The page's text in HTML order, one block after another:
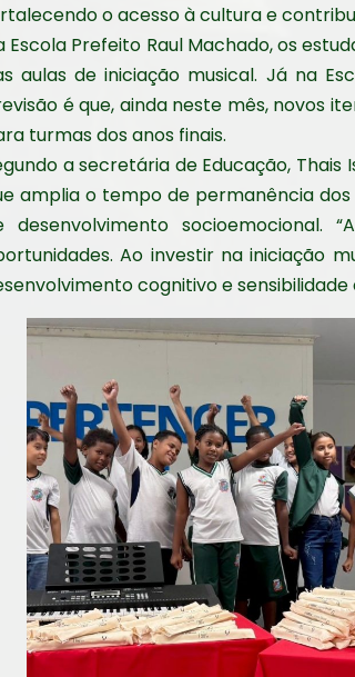
o acesso à cultura e
Escola Prefeito Raul Machado, os
aulas de iniciação musical. Já na
é que, ainda neste mês, novos
turmas dos anos finais.
a secretária de Educação,
amplia o tempo de permanência
desenvolvimento
Ao investir na iniciação
cognitivo e